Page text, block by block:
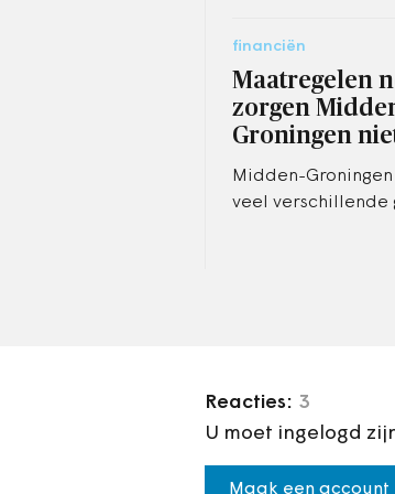
financiën
Maatregelen
zorgen
Groningen
Midden-
veel verschillende
Reacties: 3
U moet ingelogd
Maak een account